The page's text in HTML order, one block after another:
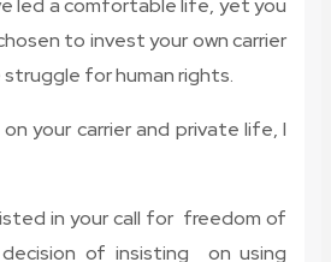
led a comfortable life, yet you
to invest your own carrier
for human rights.
your carrier and private life, I
in your call for freedom of
of insisting on using